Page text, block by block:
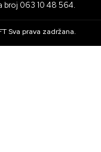
broj 063 10 48 564.
Sva prava zadržana.